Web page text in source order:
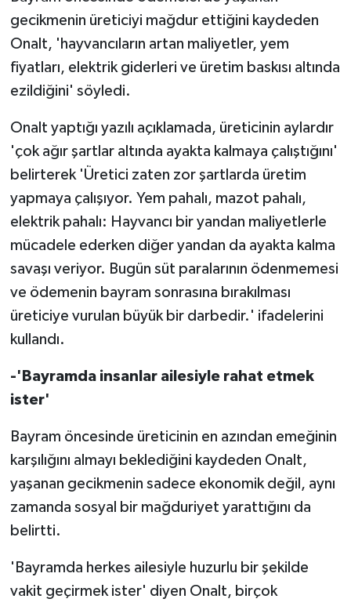
gecikmenin üreticiyi mağdur ettiğini kaydeden
Onalt, 'hayvancıların artan maliyetler, yem
fiyatları, elektrik giderleri ve üretim baskısı altında
ezildiğini' söyledi.
Onalt yaptığı yazılı açıklamada, üreticinin aylardır
'çok ağır şartlar altında ayakta kalmaya çalıştığını'
belirterek 'Üretici zaten zor şartlarda üretim
yapmaya çalışıyor. Yem pahalı, mazot pahalı,
elektrik pahalı: Hayvancı bir yandan maliyetlerle
mücadele ederken diğer yandan da ayakta kalma
savaşı veriyor. Bugün süt paralarının ödenmemesi
ve ödemenin bayram sonrasına bırakılması
üreticiye vurulan büyük bir darbedir.' ifadelerini
kullandı.
-'Bayramda insanlar ailesiyle rahat etmek
ister'
Bayram öncesinde üreticinin en azından emeğinin
karşılığını almayı beklediğini kaydeden Onalt,
yaşanan gecikmenin sadece ekonomik değil, aynı
zamanda sosyal bir mağduriyet yarattığını da
belirtti.
'Bayramda herkes ailesiyle huzurlu bir şekilde
vakit geçirmek ister' diyen Onalt, birçok
ÖZEL HABER
SAĞLIK
SİYASET
TATLISU
TEKNOLOJİ
TİCARET
YAŞAM